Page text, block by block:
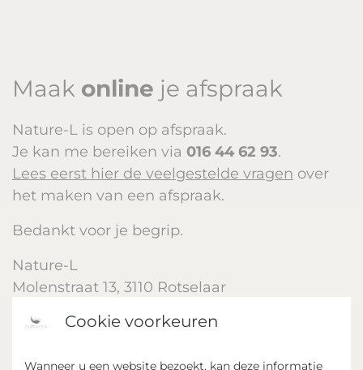
Maak online je afspraak
Nature-L is open op afspraak.
Je kan me bereiken via 016 44 62 93.
Lees eerst hier de veelgestelde vragen over
het maken van een afspraak.
Bedankt voor je begrip.
Nature-L
Molenstraat 13, 3110 Rotselaar
Instagram
Cookie voorkeuren
Wanneer u een website bezoekt, kan deze informatie